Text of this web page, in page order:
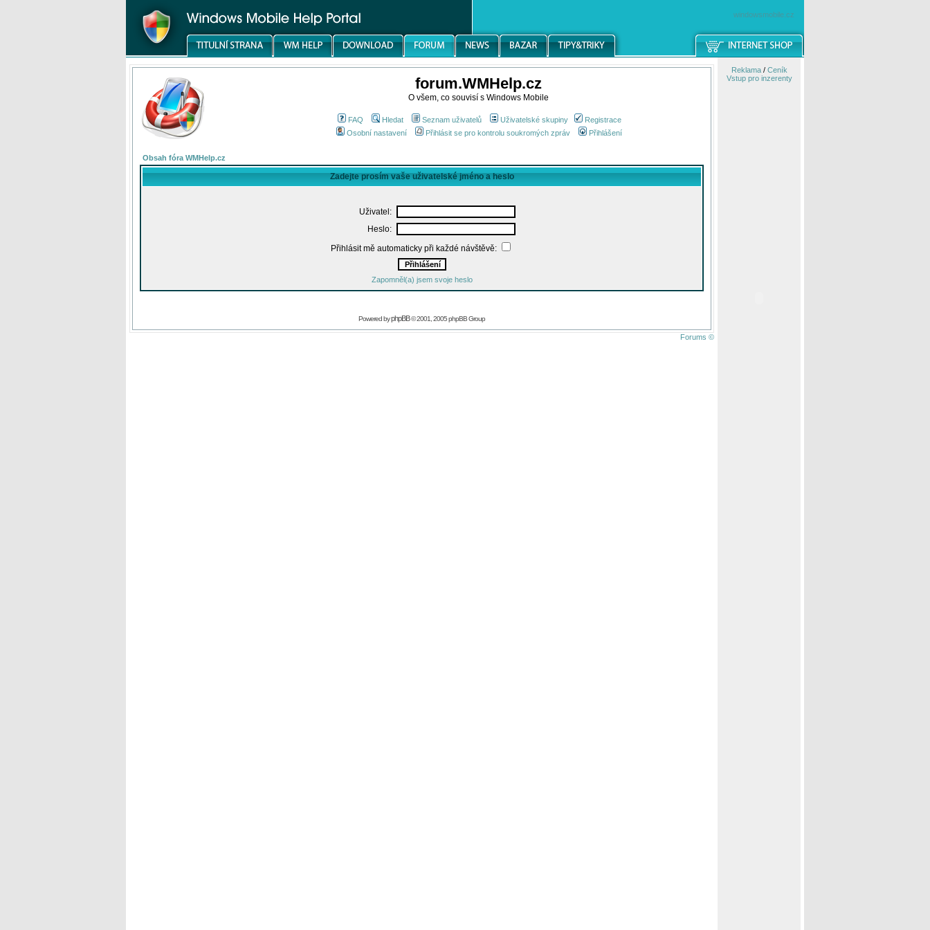
windowsmobile.cz
forum.WMHelp.cz
O všem, co souvisí s Windows Mobile
FAQ Hledat Seznam uživatelů Uživatelské skupiny
Registrace
Osobní nastavení
Přihlásit se pro kontrolu soukromých zpráv Přihlášení
Obsah fóra WMHelp.cz
Zadejte prosím vaše uživatelské jméno a heslo
Uživatel:
Heslo:
Přihlásit mě automaticky při každé návštěvě:
Zapomněl(a) jsem svoje heslo
Powered byphpBB© 2001, 2005 phpBB Group
Forums ©
Reklama/ Ceník
Vstup pro inzerenty